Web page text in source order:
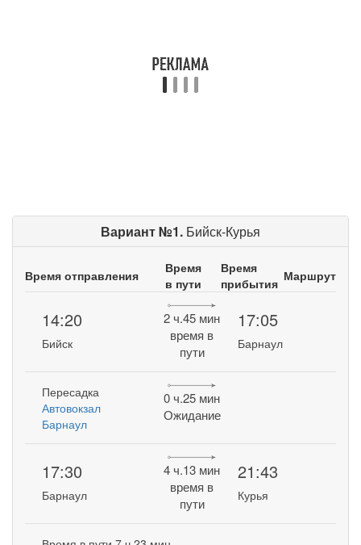
Вариант №1. Бийск-Курья
Время отправления
Время
в пути
Время
прибытия Маршрут
14:20
Бийск
2 ч.45 мин
время в
пути
17:05
Барнаул
Пересадка
Автовокзал
Барнаул
0 ч.25 мин
Ожидание
17:30
Барнаул
4 ч.13 мин
время в
пути
21:43
Курья